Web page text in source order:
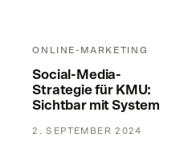
ONLINE-MARKETING
Social-Media-
Strategie für KMU:
Sichtbar mit System
2. SEPTEMBER 2024